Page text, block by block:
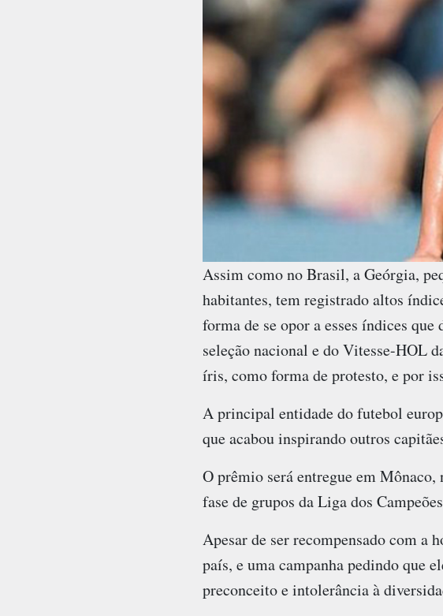
Assim como no Brasil, a Geórgia,
habitantes, tem registrado altos
forma de se opor a esses índices
seleção nacional e do Vitesse-HOL
íris, como forma de protesto, e por
A principal entidade do futebol
que acabou inspirando outros
O prêmio será entregue em
fase de grupos da Liga dos
Apesar de ser recompensado com a
país, e uma campanha pedindo que
preconceito e intolerância à